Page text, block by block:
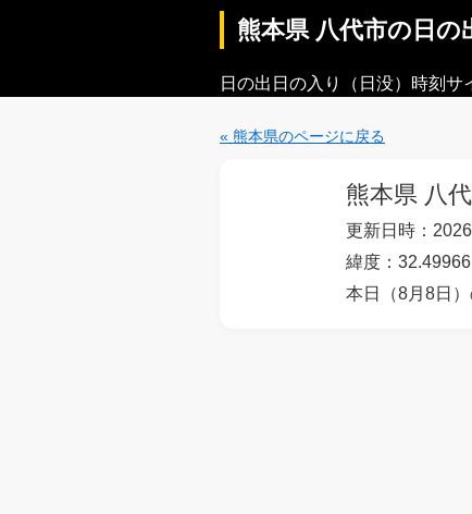
熊本県 八代市の日
日の出日の入り（日没）時刻サ
« 熊本県のページに戻る
熊本県 八
更新日時：
緯度：
本日（8月8日